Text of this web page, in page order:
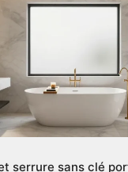
serrure sans clé